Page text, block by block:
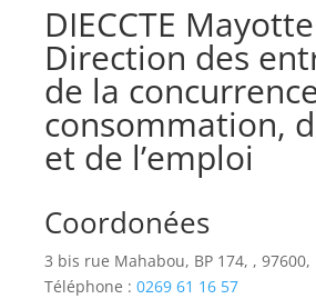
DIECCTE
Direction des
de la
consommation,
et de l’emploi
Coordonées
3 bis rue Mahabou, BP 174, ,
Téléphone : 0269 61 16 57